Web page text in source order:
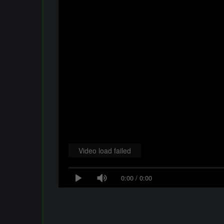
0:00 / 0:00
Video load failed